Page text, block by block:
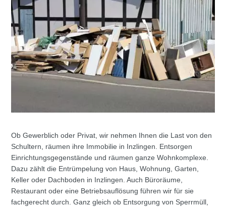
Ob Gewerblich oder Privat, wir nehmen Ihnen die Last von den
Schultern, räumen ihre Immobilie in Inzlingen. Entsorgen
Einrichtungsgegenstände und räumen ganze Wohnkomplexe.
Dazu zählt die Entrümpelung von Haus, Wohnung, Garten,
Keller oder Dachboden in Inzlingen. Auch Büroräume,
Restaurant oder eine Betriebsauflösung führen wir für sie
fachgerecht durch. Ganz gleich ob Entsorgung von Sperrmüll,